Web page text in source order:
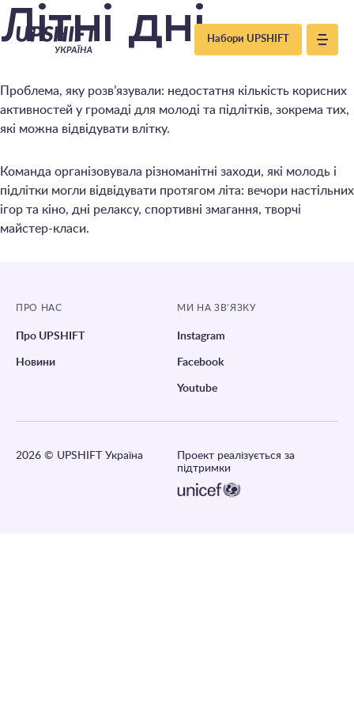
Upshift
–
Україна
Набори UPSHIFT
Літні дні
Проблема, яку розв’язували: недостатня кількість корисних
активностей у громаді для молоді та підлітків, зокрема тих,
які можна відвідувати влітку.
Команда організовувала різноманітні заходи, які молодь і
підлітки могли відвідувати протягом літа: вечори настільних
ігор та кіно, дні релаксу, спортивні змагання, творчі
майстер-класи.
ПРО НАС
Про UPSHIFT
Новини
МИ НА ЗВ’ЯЗКУ
Instagram
Facebook
Youtube
2026 © UPSHIFT Україна
Проект реалізується за
підтримки